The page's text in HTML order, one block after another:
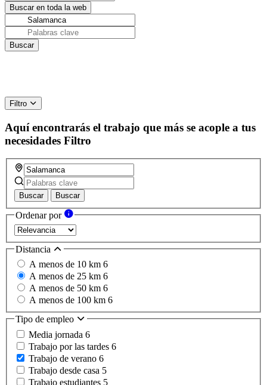
Filtro
Aquí encontrarás el trabajo que más se acople a tus
necesidades Filtro
Buscar Buscar
Ordenar por
Distancia
A menos de 10 km 6
A menos de 25 km 6
A menos de 50 km 6
A menos de 100 km 6
Tipo de empleo
Media jornada 6
Trabajo por las tardes 6
Trabajo de verano 6
Trabajo desde casa 5
Trabajo estudiantes 5